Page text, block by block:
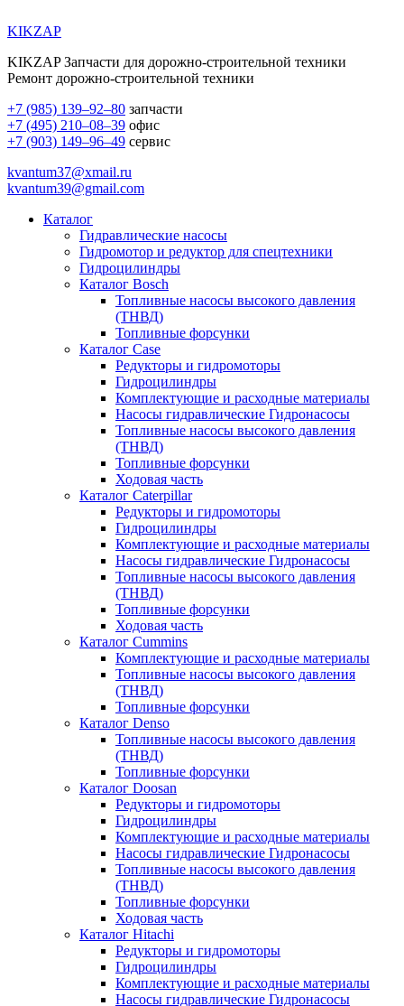
KIKZAP
KIKZAP Запчасти для дорожно-строительной техники
Ремонт дорожно-строительной техники
+7 (985) 139–92–80 запчасти
+7 (495) 210–08–39 офис
+7 (903) 149–96–49 сервис
kvantum37@xmail.ru
kvantum39@gmail.com
Каталог
Гидравлические насосы
Гидромотор и редуктор для спецтехники
Гидроцилиндры
Каталог Bosch
Топливные насосы высокого давления
(ТНВД)
Топливные форсунки
Каталог Case
Редукторы и гидромоторы
Гидроцилиндры
Комплектующие и расходные материалы
Насосы гидравлические Гидронасосы
Топливные насосы высокого давления
(ТНВД)
Топливные форсунки
Ходовая часть
Каталог Caterpillar
Редукторы и гидромоторы
Гидроцилиндры
Комплектующие и расходные материалы
Насосы гидравлические Гидронасосы
Топливные насосы высокого давления
(ТНВД)
Топливные форсунки
Ходовая часть
Каталог Cummins
Комплектующие и расходные материалы
Топливные насосы высокого давления
(ТНВД)
Топливные форсунки
Каталог Denso
Топливные насосы высокого давления
(ТНВД)
Топливные форсунки
Каталог Doosan
Редукторы и гидромоторы
Гидроцилиндры
Комплектующие и расходные материалы
Насосы гидравлические Гидронасосы
Топливные насосы высокого давления
(ТНВД)
Топливные форсунки
Ходовая часть
Каталог Hitachi
Редукторы и гидромоторы
Гидроцилиндры
Комплектующие и расходные материалы
Насосы гидравлические Гидронасосы